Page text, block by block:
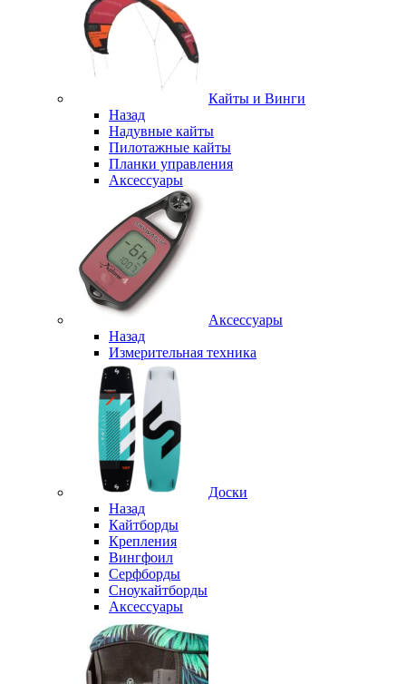
Кайты и Винги
Назад
Надувные кайты
Пилотажные кайты
Планки управления
Аксессуары
Аксессуары
Назад
Измерительная техника
Доски
Назад
Кайтборды
Крепления
Вингфоил
Серфборды
Сноукайтборды
Аксессуары